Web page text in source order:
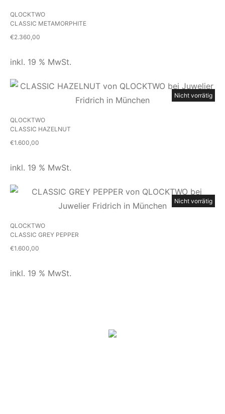
QLOCKTWO
CLASSIC METAMORPHITE
€2.360,00
inkl. 19 % MwSt.
Nicht vorrätig
QLOCKTWO
CLASSIC HAZELNUT
€1.600,00
inkl. 19 % MwSt.
Nicht vorrätig
QLOCKTWO
CLASSIC GREY PEPPER
€1.600,00
inkl. 19 % MwSt.